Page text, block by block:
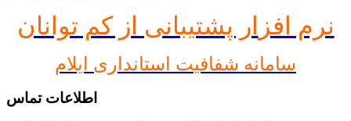
نرم افز ار پشتیبانی از کم توانان
سامانه شفافیت استانداری ایلام
اطلاعات تماس